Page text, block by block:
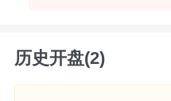
历史开盘(2)